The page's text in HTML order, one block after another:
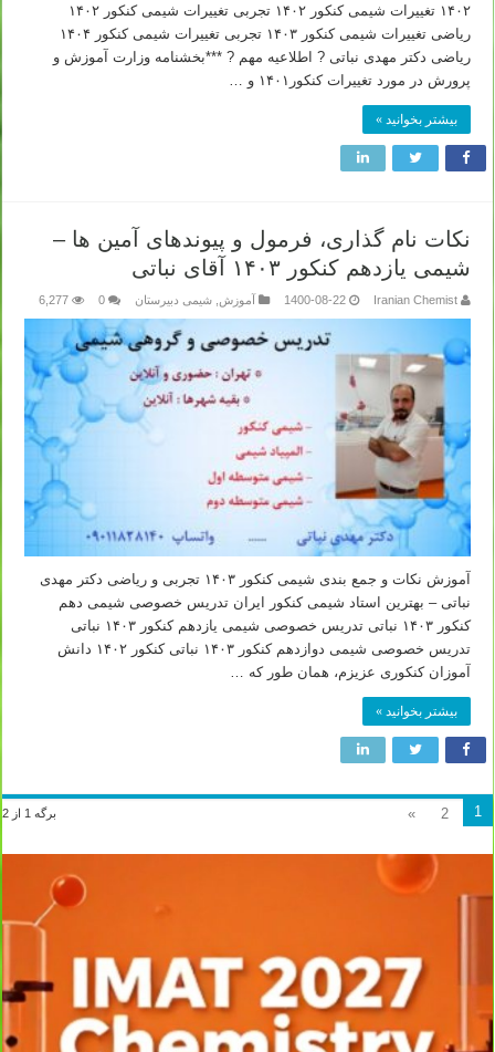
۱۴۰۲ تغییرات شیمی کنکور ۱۴۰۲ تجربی تغییرات شیمی کنکور ۱۴۰۲
ریاضی تغییرات شیمی کنکور ۱۴۰۳ تجربی تغییرات شیمی کنکور ۱۴۰۴
ریاضی دکتر مهدی نباتی ? اطلاعیه مهم ? ***بخشنامه وزارت آموزش و
پرورش در مورد تغییرات کنکور۱۴۰۱ و …
بیشتر بخوانید »
نکات نام گذاری، فرمول و پیوندهای آمین ها –
شیمی یازدهم کنکور ۱۴۰۳ آقای نباتی
Iranian Chemist
1400-08-22 آموزش شیمی دبیرستان 0
6,277
آموزش نکات و جمع بندی شیمی کنکور ۱۴۰۳ تجربی و ریاضی دکتر مهدی
نباتی – بهترین استاد شیمی کنکور ایران تدریس خصوصی شیمی دهم
کنکور ۱۴۰۳ نباتی تدریس خصوصی شیمی یازدهم کنکور ۱۴۰۳ نباتی
تدریس خصوصی شیمی دوازدهم کنکور ۱۴۰۳ نباتی کنکور ۱۴۰۲ دانش
آموزان کنکوری عزیزم، همان طور که …
بیشتر بخوانید »
برگه 1 از 2 1
2
»